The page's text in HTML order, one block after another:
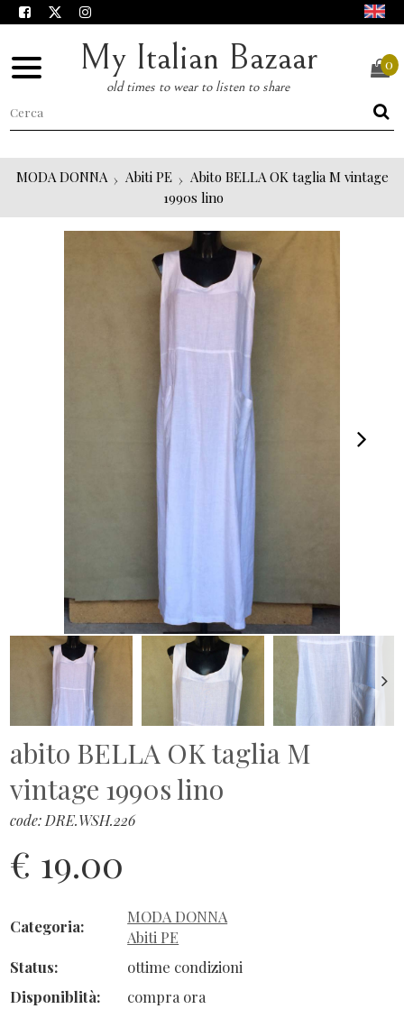
My Italian Bazaar
old times to wear to listen to share
0
MODA DONNA Abiti PE
Abito BELLA OK taglia M vintage
1990s lino
abito BELLA OK taglia M
vintage 1990s lino
code: DRE.WSH.226
€ 19.00
Categoria:
MODA DONNA
Abiti PE
Status:
ottime condizioni
Disponiblità:
compra ora